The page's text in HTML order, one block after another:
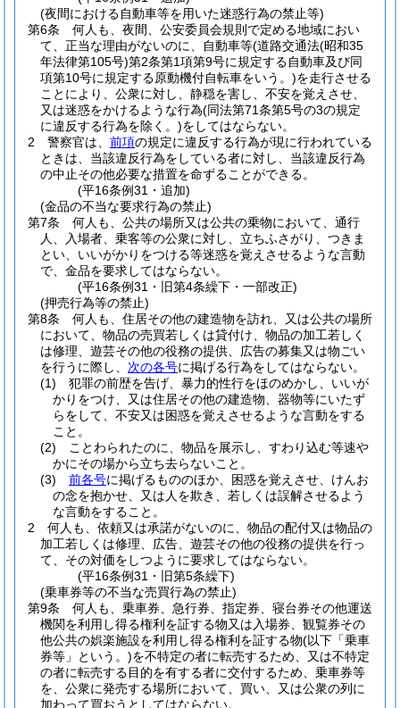
(夜間における自動車等を用いた迷惑行為の禁止等)
第6条
何人も、夜間、公安委員会規則で定める地域におい
て、正当な理由がないのに、自動車等(道路交通法(昭和35
年法律第105号)第2条第1項第9号に規定する自動車及び同
項第10号に規定する原動機付自転車をいう。)を走行させる
ことにより、公衆に対し、静穏を害し、不安を覚えさせ、
又は迷惑をかけるような行為(同法第71条第5号の3の規定
に違反する行為を除く。)をしてはならない。
2
警察官は、 前項の規定に違反する行為が現に行われている
ときは、当該違反行為をしている者に対し、当該違反行為
の中止その他必要な措置を命ずることができる。
(平16条例31・追加)
(金品の不当な要求行為の禁止)
第7条
何人も、公共の場所又は公共の乗物において、通行
人、入場者、乗客等の公衆に対し、立ちふさがり、つきま
とい、いいがかりをつける等迷惑を覚えさせるような言動
で、金品を要求してはならない。
(平16条例31・旧第4条繰下・一部改正)
(押売行為等の禁止)
第8条
何人も、住居その他の建造物を訪れ、又は公共の場所
において、物品の売買若しくは貸付け、物品の加工若しく
は修理、遊芸その他の役務の提供、広告の募集又は物ごい
を行うに際し、 次の各号に掲げる行為をしてはならない。
(1)
犯罪の前歴を告げ、暴力的性行をほのめかし、いいが
かりをつけ、又は住居その他の建造物、器物等にいたず
らをして、不安又は困惑を覚えさせるような言動をする
こと。
(2)
ことわられたのに、物品を展示し、すわり込む等速や
かにその場から立ち去らないこと。
(3)
前各号に掲げるもののほか、困惑を覚えさせ、けんお
の念を抱かせ、又は人を欺き、若しくは誤解させるよう
な言動をすること。
2
何人も、依頼又は承諾がないのに、物品の配付又は物品の
加工若しくは修理、広告、遊芸その他の役務の提供を行っ
て、その対価をしつように要求してはならない。
(平16条例31・旧第5条繰下)
(乗車券等の不当な売買行為の禁止)
第9条
何人も、乗車券、急行券、指定券、寝台券その他運送
機関を利用し得る権利を証する物又は入場券、観覧券その
他公共の娯楽施設を利用し得る権利を証する物(以下「乗車
券等」という。)を不特定の者に転売するため、又は不特定
の者に転売する目的を有する者に交付するため、乗車券等
を、公衆に発売する場所において、買い、又は公衆の列に
加わって買おうとしてはならない。